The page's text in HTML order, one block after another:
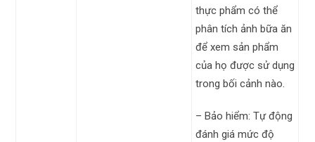
thực phẩm có thể
phân tích ảnh bữa ăn
để xem sản phẩm
của họ được sử dụng
trong bối cảnh nào.
– Bảo hiểm: Tự động
đánh giá mức độ